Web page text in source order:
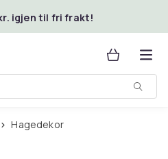
igjen til fri frakt!
Hagedekor